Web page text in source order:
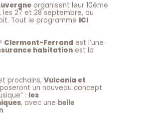
organisent leur 10ème
, les 27 et 28 septembre, au
Tout le programme ICI
Clermont-Ferrand est l’une
habitation est la
prochains, Vulcania et
un nouveau concept
: les
, avec une belle